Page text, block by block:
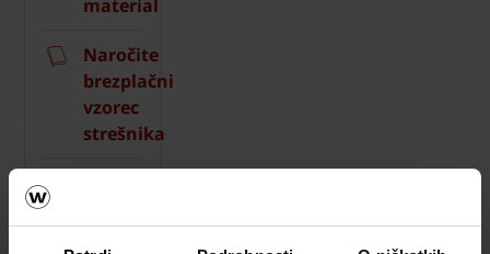
material
Naročite
brezplačni
vzorec
strešnika